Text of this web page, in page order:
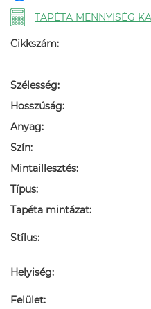
TAPÉTA MENNYISÉG
Cikkszám:
Szélesség:
Hosszúság:
Anyag:
Szín:
Mintaillesztés:
Típus:
Tapéta mintázat:
Stílus:
Helyiség:
Felület: